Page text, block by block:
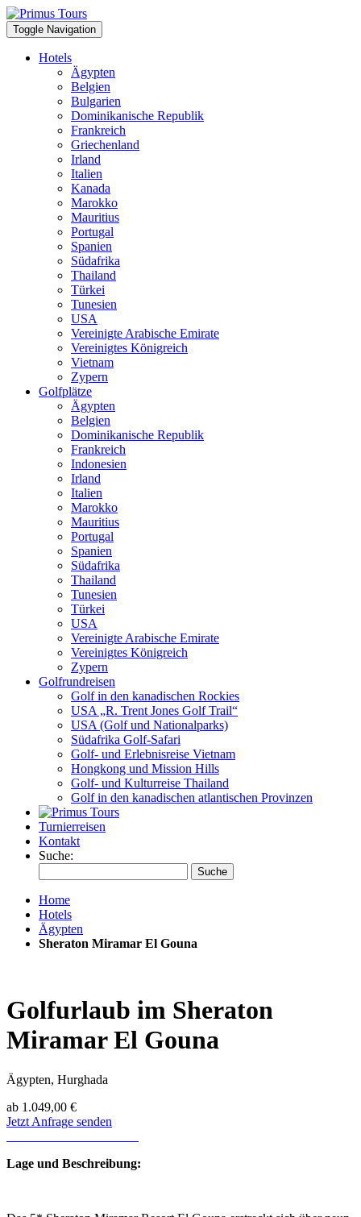
Toggle Navigation
Hotels
Ägypten
Belgien
Bulgarien
Dominikanische Republik
Frankreich
Griechenland
Irland
Italien
Kanada
Marokko
Mauritius
Portugal
Spanien
Südafrika
Thailand
Türkei
Tunesien
USA
Vereinigte Arabische Emirate
Vereinigtes Königreich
Vietnam
Zypern
Golfplätze
Ägypten
Belgien
Dominikanische Republik
Frankreich
Indonesien
Irland
Italien
Marokko
Mauritius
Portugal
Spanien
Südafrika
Thailand
Tunesien
Türkei
USA
Vereinigte Arabische Emirate
Vereinigtes Königreich
Zypern
Golfrundreisen
Golf in den kanadischen Rockies
USA „R. Trent Jones Golf Trail“
USA (Golf und Nationalparks)
Südafrika Golf-Safari
Golf- und Erlebnisreise Vietnam
Hongkong und Mission Hills
Golf- und Kulturreise Thailand
Golf in den kanadischen atlantischen Provinzen
Turnierreisen
Kontakt
Suche:
Suche
Home
Hotels
Ägypten
Sheraton Miramar El Gouna
Golfurlaub im Sheraton
Miramar El Gouna
Ägypten, Hurghada
ab 1.049,00 €
Jetzt Anfrage senden
Lage und Beschreibung: